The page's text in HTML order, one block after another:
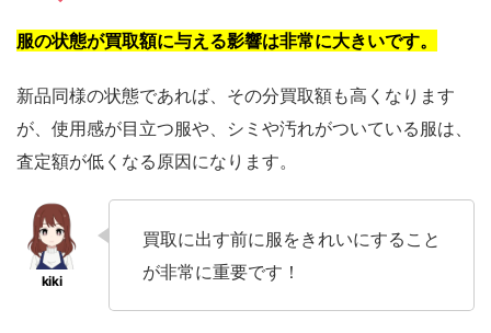
服の状態が買取額に与える影響は非常に大きいです。
新品同様の状態であれば、その分買取額も高くなります
が、使用感が目立つ服や、シミや汚れがついている服は、
査定額が低くなる原因になります。
買取に出す前に服をきれいにすること
が非常に重要です！